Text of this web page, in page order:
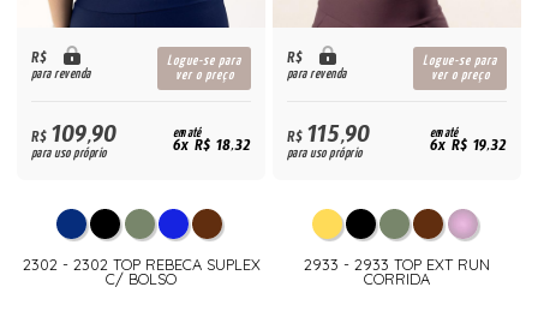
R$
para revenda
Logue-se para
ver o preço
R$109,90
para uso próprio
em até
6x R$ 18,32
2302 - 2302 TOP REBECA SUPLEX
C/ BOLSO
R$
para revenda
Logue-se para
ver o preço
R$115,90
para uso próprio
em até
6x R$ 19,32
2933 - 2933 TOP EXT RUN
CORRIDA